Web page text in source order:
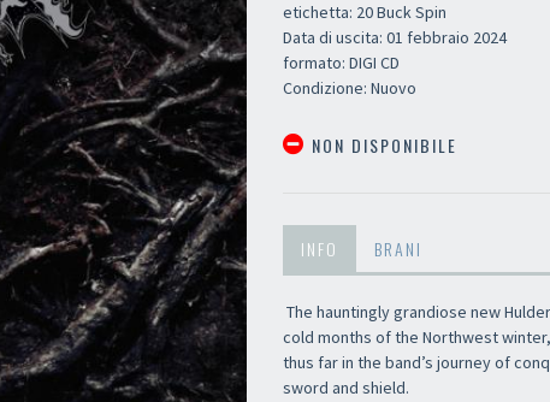
etichetta: 20 Buck Spin
Data di uscita: 01 febbraio 2024
formato: DIGI CD
Condizione: Nuovo
NON DISPONIBILE
INFO BRANI
The hauntingly grandiose new
cold months of the Northwest
thus far in the band’s journey of
sword and shield.